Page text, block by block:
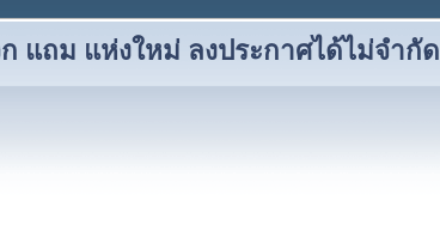
แถม แห่งใหม่ ลงประกาศได้ไม่จำกัด